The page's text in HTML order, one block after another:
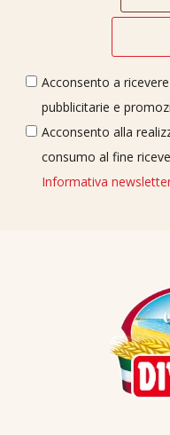
Acconsento a
pubblicitarie e
Acconsento alla
consumo al fine
Informativa